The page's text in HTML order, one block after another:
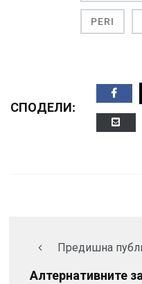
PERI
СПОДЕЛИ:
Предишна
Алтернативните